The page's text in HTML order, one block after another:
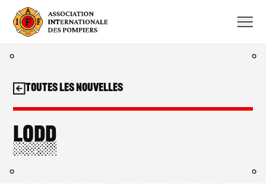
contenu
LODD
Toutes les nouvelles